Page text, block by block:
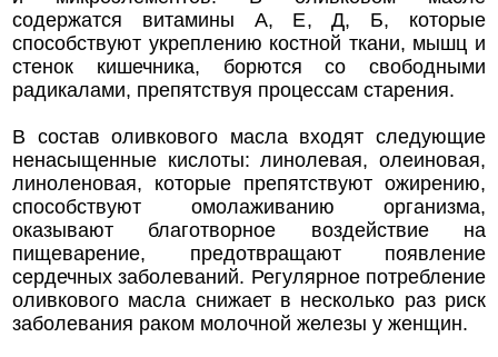
содержатся витамины А, Е, Д, Б, которые
способствуют укреплению костной ткани, мышц и
стенок кишечника, борются со свободными
радикалами, препятствуя процессам старения.
В состав оливкового масла входят следующие
ненасыщенные кислоты: линолевая, олеиновая,
линоленовая, которые препятствуют ожирению,
способствуют омолаживанию организма,
оказывают благотворное воздействие на
пищеварение, предотвращают появление
сердечных заболеваний. Регулярное потребление
оливкового масла снижает в несколько раз риск
заболевания раком молочной железы у женщин.